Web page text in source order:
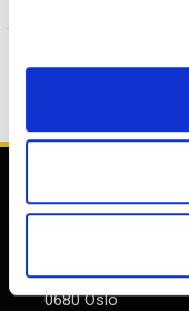
1270-1610nm
GF-
Ryensvingen 15, 3
0680 Oslo